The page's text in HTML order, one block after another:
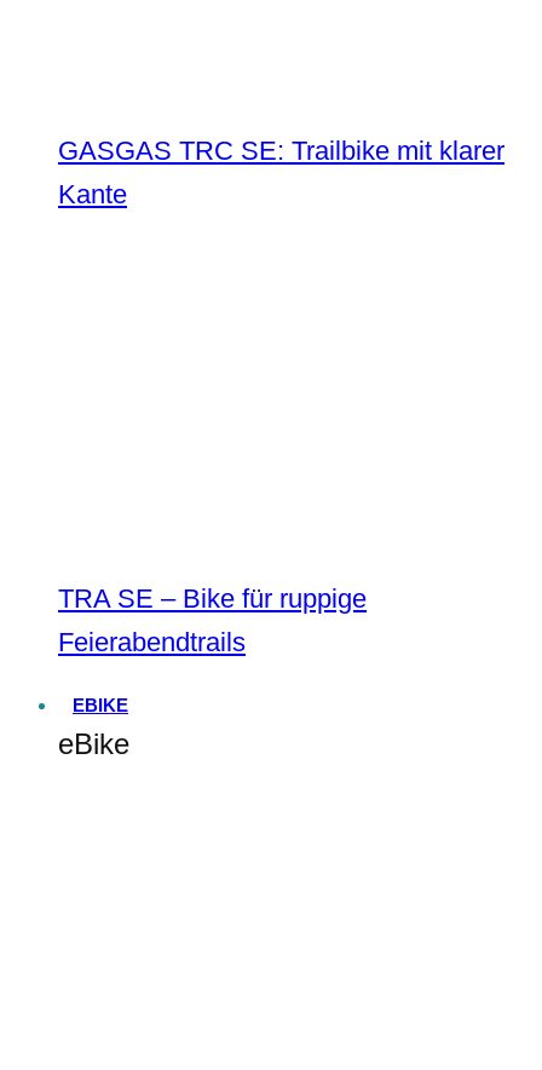
GASGAS TRC SE: Trailbike mit klarer
Kante
TRA SE – Bike für ruppige
Feierabendtrails
EBIKE
eBike